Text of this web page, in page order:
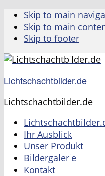
Skip to main
Skip to main
Skip to footer
Lichtschachtbilder.de
Lichtschachtbilder.de
Ihr Ausblick
Unser Produkt
Bildergalerie
Kontakt